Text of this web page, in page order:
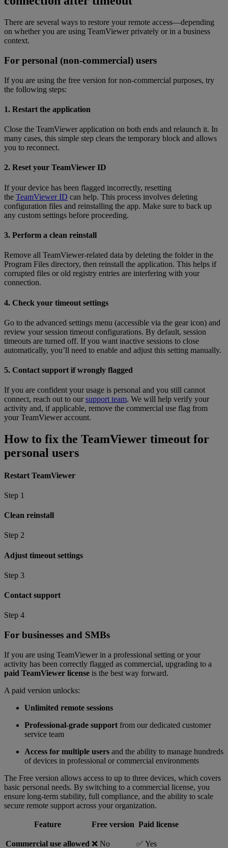
There are several ways to restore your remote access—depending
on whether you are using TeamViewer privately or in a business
context.
For personal (non-commercial) users
If you are using the free version for non-commercial purposes, try
the following steps:
1. Restart the application
Close the TeamViewer application on both ends and relaunch it. In
many cases, this simple step clears the temporary block and allows
you to reconnect.
2. Reset your TeamViewer ID
If your device has been flagged incorrectly, resetting
the TeamViewer ID can help. This process involves deleting
configuration files and reinstalling the app. Make sure to back up
any custom settings before proceeding.
3. Perform a clean reinstall
Remove all TeamViewer-related data by deleting the folder in the
Program Files directory, then reinstall the application. This helps if
corrupted files or old registry entries are interfering with your
connection.
4. Check your timeout settings
Go to the advanced settings menu (accessible via the gear icon) and
review your session timeout configurations. By default, session
timeouts are turned off. If you want inactive sessions to close
automatically, you’ll need to enable and adjust this setting manually.
5. Contact support if wrongly flagged
If you are confident your usage is personal and you still cannot
connect, reach out to oursupport team. We will help verify your
activity and, if applicable, remove the commercial use flag from
your TeamViewer account.
How to fix the TeamViewer timeout for
personal users
Restart TeamViewer
Step 1
Clean reinstall
Step 2
Adjust timeout settings
Step 3
Contact support
Step 4
For businesses and SMBs
If you are using TeamViewer in a professional setting or your
activity has been correctly flagged as commercial, upgrading to a
paid TeamViewer license is the best way forward.
A paid version unlocks:
Unlimited remote sessions
Professional-grade support from our dedicated customer
service team
Access for multiple users and the ability to manage hundreds
of devices in professional or commercial environments
The Free version allows access to up to three devices, which covers
basic personal needs. By switching to a commercial license, you
ensure long-term stability, full compliance, and the ability to scale
secure remote support across your organization.
Feature Free version Paid license
Commercial use allowed ❌ No ✅ Yes